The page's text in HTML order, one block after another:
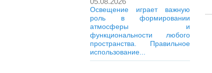
Освещение играет важную
роль в формировании
атмосферы и
функциональности любого
пространства. Правильное
использование...